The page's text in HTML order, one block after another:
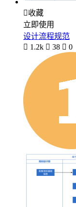
收藏
立即使用
设计流程规范
 1.2k  38  0